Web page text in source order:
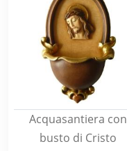
Acquasantiera con
busto di Cristo